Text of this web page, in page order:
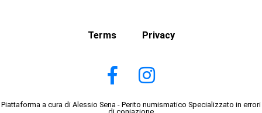
Terms Privacy
Piattaforma a cura di Alessio Sena - Perito numismatico Specializzato in errori